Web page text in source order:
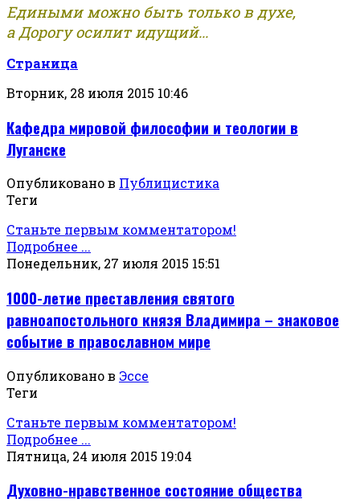
Едиными можно быть только в духе,
а Дорогу осилит идущий...
Страница
Вторник, 28 июля 2015 10:46
Кафедра мировой философии и теологии в
Луганске
Опубликовано в Публицистика
Теги
Станьте первым комментатором!
Подробнее ...
Понедельник, 27 июля 2015 15:51
1000-летие преставления святого
равноапостольного князя Владимира – знаковое
событие в православном мире
Опубликовано в Эссе
Теги
Станьте первым комментатором!
Подробнее ...
Пятница, 24 июля 2015 19:04
Духовно-нравственное состояние общества